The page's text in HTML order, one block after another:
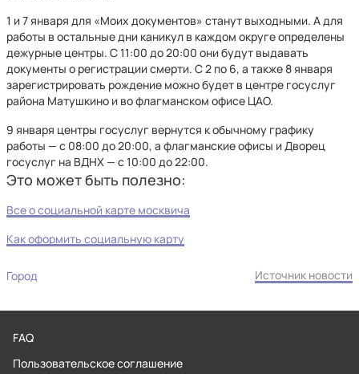
1 и 7 января для «Моих документов» станут выходными. А для
работы в остальные дни каникул в каждом округе определены
дежурные центры. С 11:00 до 20:00 они будут выдавать
документы о регистрации смерти. С 2 по 6, а также 8 января
зарегистрировать рождение можно будет в центре госуслуг
района Матушкино и во флагманском офисе ЦАО.
9 января центры госуслуг вернутся к обычному графику
работы — с 08:00 до 20:00, а флагманские офисы и Дворец
госуслуг на ВДНХ — с 10:00 до 22:00.
Это может быть полезно:
Все о социальной карте москвича
Как оформить социальную карту
Город Источник новости
FAQ
Пользовательское соглашение